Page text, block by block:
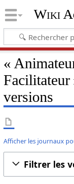
Wiki
«
Facilitateur
versions
Afficher les journaux
Filtrer les